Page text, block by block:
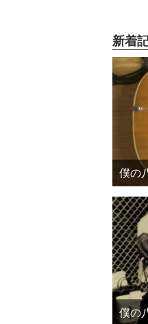
新着
僕の
僕の